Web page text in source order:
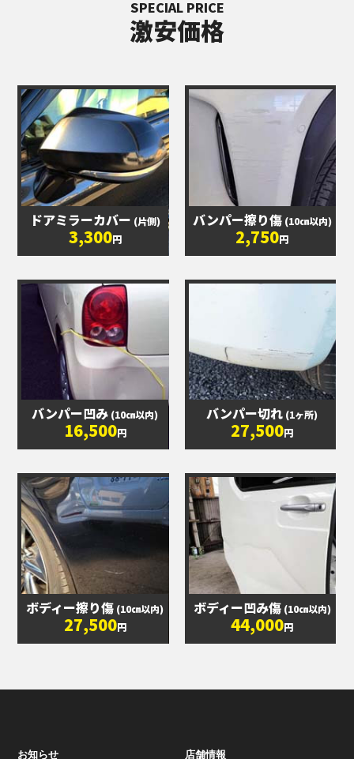
SPECIAL PRICE
激安価格
ドアミラーカバー (片側)
3,300円
バンパー擦り傷 (10㎝以内)
2,750円
バンパー凹み (10㎝以内)
16,500円
バンパー切れ (1ヶ所)
27,500円
ボディー擦り傷 (10㎝以内)
27,500円
ボディー凹み傷 (10㎝以内)
44,000円
お知らせ 店舗情報